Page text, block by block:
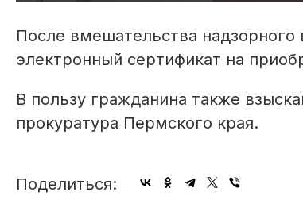
После вмешательства
электронный сертификат на
В пользу гражданина также
прокуратура Пермского края.
Поделиться: